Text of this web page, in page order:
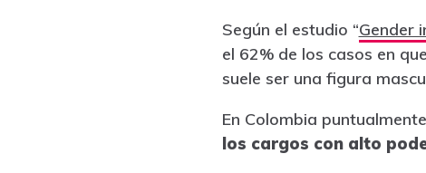
Según el estudio “Gender
el 62% de los casos en
suele ser una figura
En Colombia
los cargos con alto